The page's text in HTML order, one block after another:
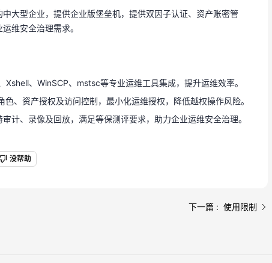
、资产授权及访问控制，最小化运维授权，降低越权操作风险。
大型企业，提供企业版堡垒机，提供双因子认证、资产账密管
维安全治理需求。
、WinSCP、mstsc等专业运维工具集成，提升运维效率。
、资产授权及访问控制，最小化运维授权，降低越权操作风险。
计、录像及回放，满足等保测评要求，助力企业运维安全治理。
没帮助
下一篇 : 使用限制